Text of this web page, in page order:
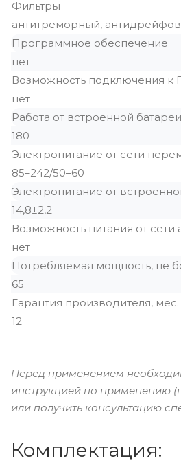
Фильтры
антитреморный,
Программное обеспечение
нет
Возможность подключения к
нет
Работа от встроенной
180
Электропитание от сети
85–242/50–60
Электропитание от
14,8±2,2
Возможность питания от сети
нет
Потребляемая мощность, не
65
Гарантия производителя, мес.
12
Перед применением
инструкцией по применению
или получить консультацию
Комплектация: